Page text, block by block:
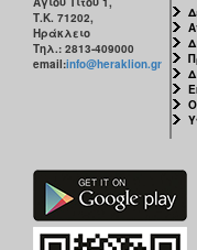
Τ.Κ. 71202,
Ηράκλειο
Τηλ.: 2813-409000
email:info@heraklion.gr